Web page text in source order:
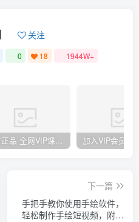
关注
0 18 1944W+
官方正品 全网VIP课程 无损下载~
下一篇
手把手教你使用手绘软件，
轻松制作手绘短视频，附带